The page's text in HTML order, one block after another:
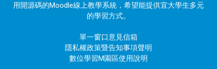
用開源碼的Moodle線上教學系統，希望能提供宜大學生多元
的學習方式。
單一窗口意見信箱
隱私權政策暨告知事項聲明
數位學習M園區使用說明